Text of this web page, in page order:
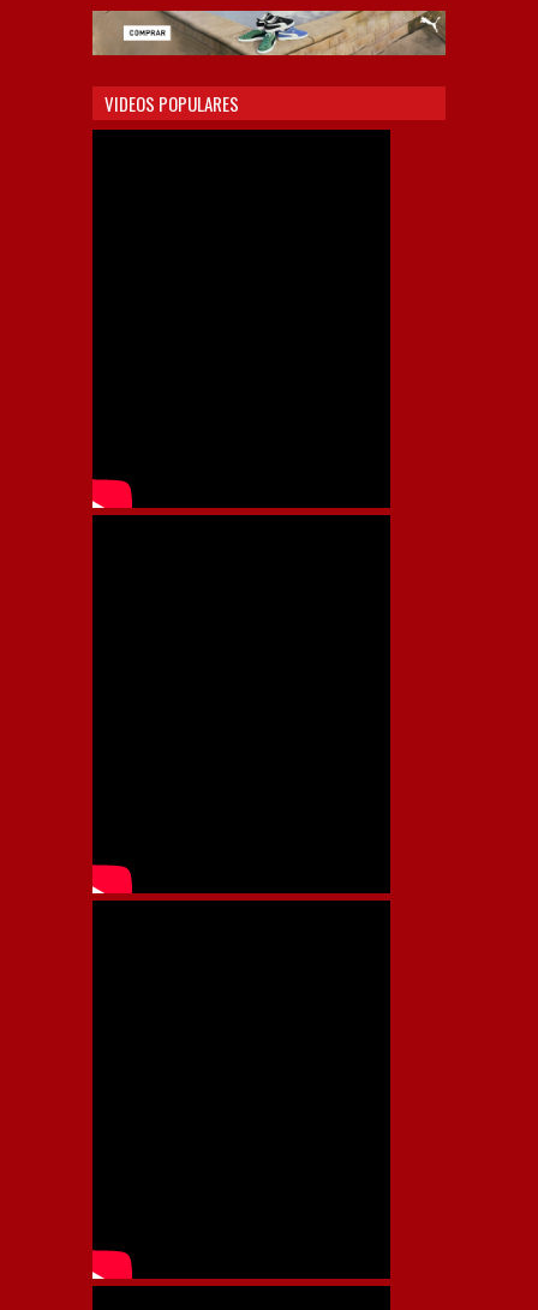
VIDEOS POPULARES